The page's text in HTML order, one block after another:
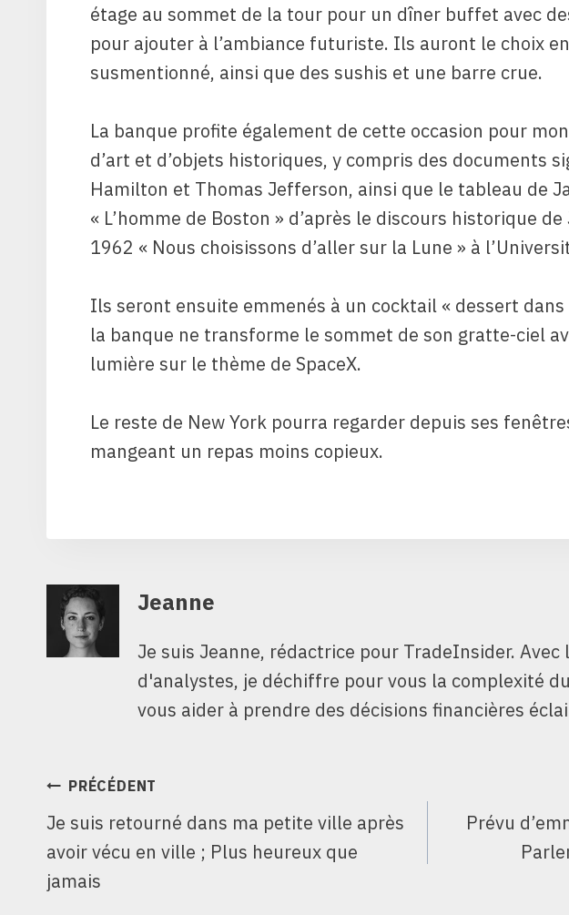
étage au sommet de la tour pour un dîner buffet avec
pour ajouter à l’ambiance futuriste. Ils auront le choix
susmentionné, ainsi que des sushis et une barre crue.
La banque profite également de cette occasion pour
d’art et d’objets historiques, y compris des documents
Hamilton et Thomas Jefferson, ainsi que le tableau de
« L’homme de Boston » d’après le discours historique
1962 « Nous choisissons d’aller sur la Lune » à
Ils seront ensuite emmenés à un cocktail « dessert
la banque ne transforme le sommet de son gratte-ciel
lumière sur le thème de SpaceX.
Le reste de New York pourra regarder depuis ses
mangeant un repas moins copieux.
Jeanne
Je suis Jeanne, rédactrice pour TradeInsider.
d'analystes, je déchiffre pour vous la complexité
vous aider à prendre des décisions financières
NAVIGATION
DE
L’ARTICLE
PRÉCÉDENT
Je suis retourné dans ma petite ville après
avoir vécu en ville ; Plus heureux que
jamais
Prévu